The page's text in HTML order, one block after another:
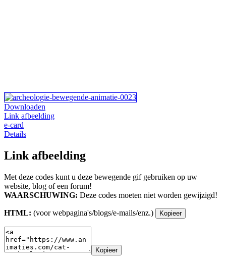
Downloaden
Link afbeelding
e-card
Details
Link afbeelding
Met deze codes kunt u deze bewegende gif gebruiken op uw
website, blog of een forum!
WAARSCHUWING: Deze codes moeten niet worden gewijzigd!
HTML: (voor webpagina's/blogs/e-mails/enz.) Kopieer
Kopieer